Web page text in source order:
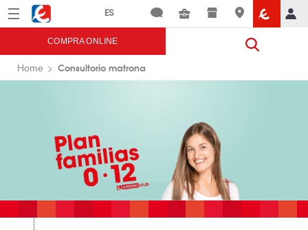
Menú Eroski
COMPRA ONLINE
Home Consultorio matrona